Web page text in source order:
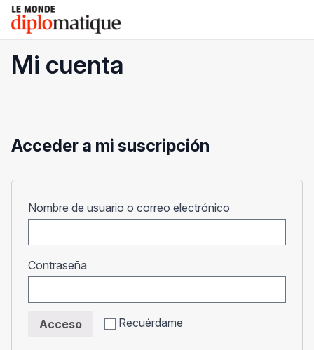
Skip
content
Le monde diplomatique
Mi cuenta
Acceder a mi suscripción
Nombre de usuario o correo electrónico
Contraseña
Recuérdame
Acceso